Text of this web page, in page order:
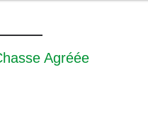
Agréée